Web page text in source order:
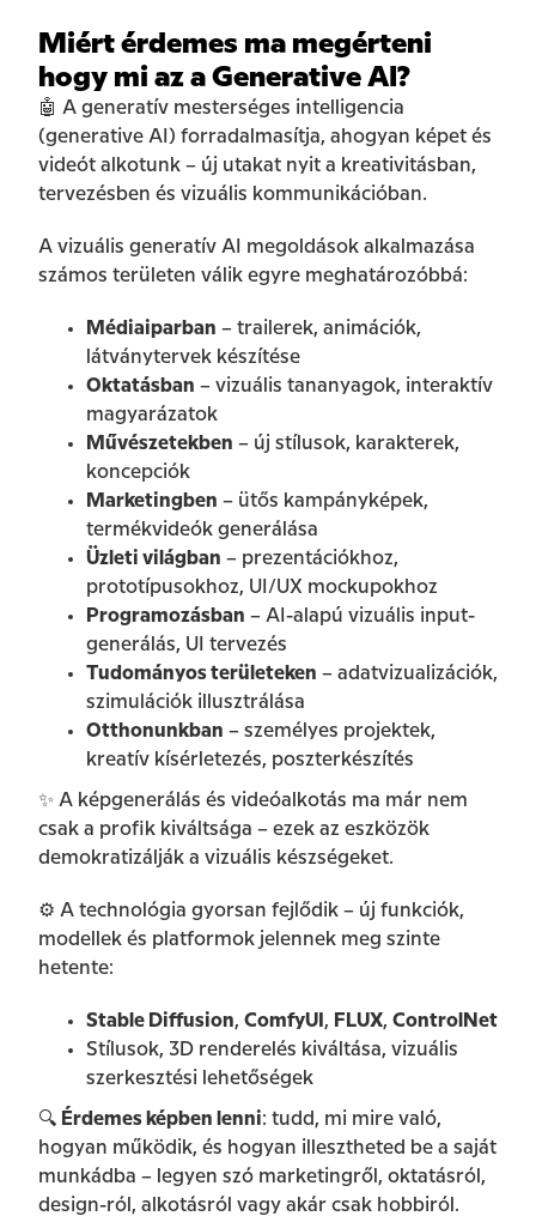
Miért érdemes ma megérteni
hogy mi az a Generative AI?
🤖 A generatív mesterséges intelligencia
(generative AI) forradalmasítja, ahogyan képet és
videót alkotunk – új utakat nyit a kreativitásban,
tervezésben és vizuális kommunikációban.
A vizuális generatív AI megoldások alkalmazása
számos területen válik egyre meghatározóbbá:
Médiaiparban – trailerek, animációk,
látványtervek készítése
Oktatásban – vizuális tananyagok, interaktív
magyarázatok
Művészetekben – új stílusok, karakterek,
koncepciók
Marketingben – ütős kampányképek,
termékvideók generálása
Üzleti világban – prezentációkhoz,
prototípusokhoz, UI/UX mockupokhoz
Programozásban – AI-alapú vizuális input-
generálás, UI tervezés
Tudományos területeken – adatvizualizációk,
szimulációk illusztrálása
Otthonunkban – személyes projektek,
kreatív kísérletezés, poszterkészítés
✨ A képgenerálás és videóalkotás ma már nem
csak a profik kiváltsága – ezek az eszközök
demokratizálják a vizuális készségeket.
⚙️ A technológia gyorsan fejlődik – új funkciók,
modellek és platformok jelennek meg szinte
hetente:
Stable Diffusion, ComfyUI , FLUX, ControlNet
Stílusok, 3D renderelés kiváltása, vizuális
szerkesztési lehetőségek
🔍 Érdemes képben lenni: tudd, mi mire való,
hogyan működik, és hogyan illesztheted be a saját
munkádba – legyen szó marketingről, oktatásról,
design-ról, alkotásról vagy akár csak hobbiról.